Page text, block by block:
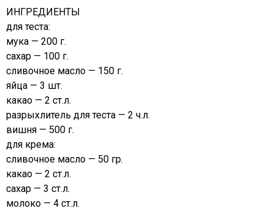
ИНГРЕДИЕНТЫ
для теста:
мука — 200 г.
сахар — 100 г.
сливочное масло — 150 г.
яйца — 3 шт.
какао — 2 ст.л.
разрыхлитель для теста — 2 ч.л.
вишня — 500 г.
для крема:
сливочное масло — 50 гр.
какао — 2 ст.л.
сахар — 3 ст.л.
молоко — 4 ст.л.